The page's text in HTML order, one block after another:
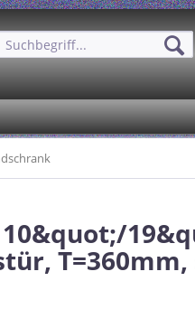
10&quot;/
T=360mm,